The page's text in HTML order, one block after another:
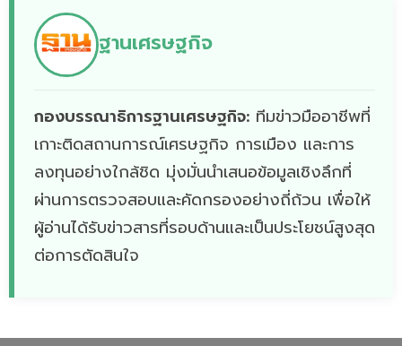
ฐานเศรษฐกิจ
กองบรรณาธิการฐานเศรษฐกิจ: ทีมข่าวมืออาชีพที่
เกาะติดสถานการณ์เศรษฐกิจ การเมือง และการ
ลงทุนอย่างใกล้ชิด มุ่งมั่นนำเสนอข้อมูลเชิงลึกที่
ผ่านการตรวจสอบและคัดกรองอย่างถี่ถ้วน เพื่อให้
ผู้อ่านได้รับข่าวสารที่รอบด้านและเป็นประโยชน์สูงสุด
ต่อการตัดสินใจ